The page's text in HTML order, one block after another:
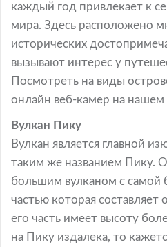
каждый год привлекает к
мира. Здесь расположено
исторических
вызывают интерес у
Посмотреть на виды
онлайн веб-камер на нашем
Вулкан Пику
Вулкан является главной
таким же названием Пику.
большим вулканом с
частью которая составляет
его часть имеет высоту
на Пику издалека, то